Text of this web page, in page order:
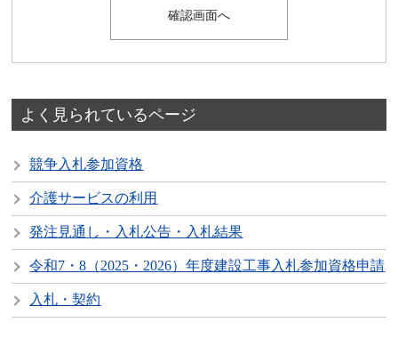
よく見られているページ
競争入札参加資格
介護サービスの利用
発注見通し・入札公告・入札結果
令和7・8（2025・2026）年度建設工事入札参加資格申請
入札・契約